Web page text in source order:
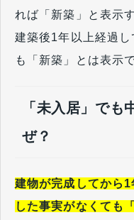
れば「新築」と表示
建築後1年以上経過
も「新築」とは表示
「未入居」でも
ぜ？
建物が完成してから
した事実がなくても